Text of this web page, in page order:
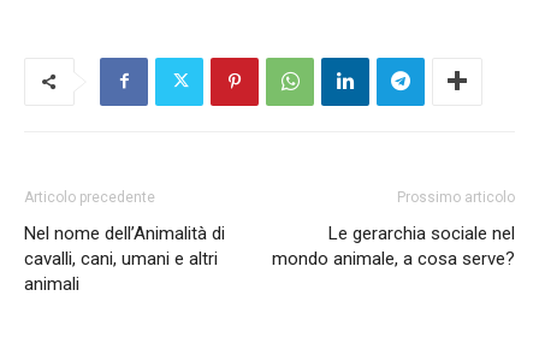
Articolo precedente
Nel nome dell’Animalità di
cavalli, cani, umani e altri
animali
Prossimo articolo
Le gerarchia sociale nel
mondo animale, a cosa serve?